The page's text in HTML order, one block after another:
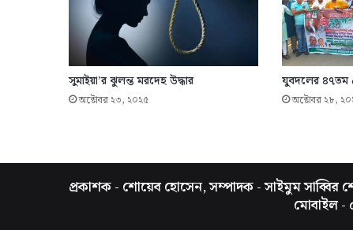
সুমাইয়া’র ঝুলন্ত মরদেহ উদ্ধার
অক্টোবর ২৩, ২০২৫
যুবদলের ৪৭তম
অক্টোবর ২৮,
প্রকাশক - শোয়েব হোসেন, সম্পাদক - সাইমুম সাব্বির
মোবাইল